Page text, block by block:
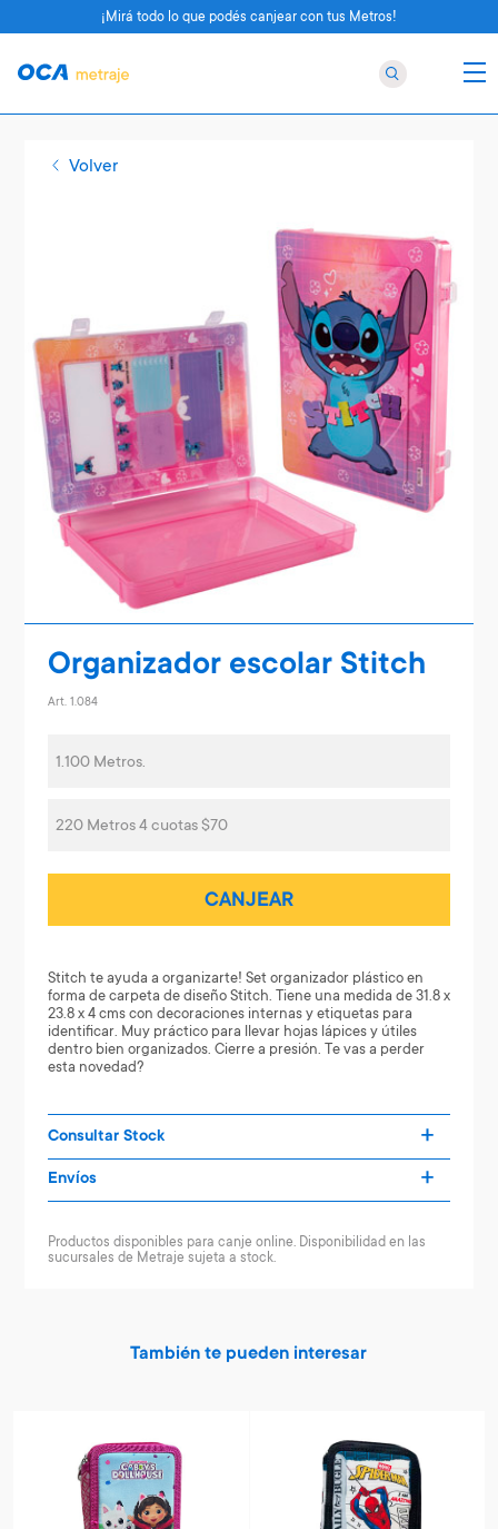
Volver
Organizador escolar Stitch
Art. 1.084
1.100 Metros.
220 Metros 4 cuotas $70
CANJEAR
Stitch te ayuda a organizarte! Set organizador plástico en
forma de carpeta de diseño Stitch. Tiene una medida de 31.8 x
23.8 x 4 cms con decoraciones internas y etiquetas para
identificar. Muy práctico para llevar hojas lápices y útiles
dentro bien organizados. Cierre a presión. Te vas a perder
esta novedad?
Consultar Stock
Envíos
Productos disponibles para canje online. Disponibilidad en las
sucursales de Metraje sujeta a stock.
También te pueden interesar
¡Mirá todo lo que podés canjear con tus Metros!